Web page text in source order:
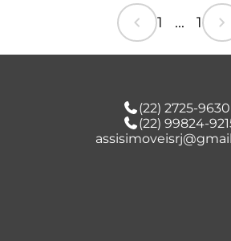
chevron_left 1 ... 1 chevron_right
(22) 2725-9630
(22) 99824-